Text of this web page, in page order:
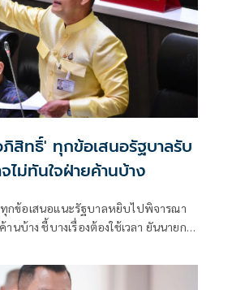
สิทธิ์' ทุกข้อเสนอรัฐบาลรับ
ไม่ทันใจฝ่ายค้านบ้าง
กข้อเสนอแนะรัฐบาลหยิบไปพิจารณา
นบ้าง ชี้บางเรื่องต้องใช้เวลา ยันนายกฯ